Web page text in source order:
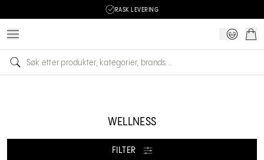
RASK LEVERING
WELLNESS
FILTER